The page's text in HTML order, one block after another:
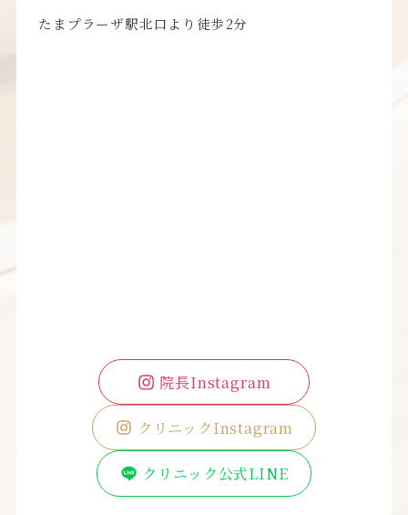
たまプラーザ駅北口より徒歩2分
院長Instagram
クリニックInstagram
クリニック公式LINE